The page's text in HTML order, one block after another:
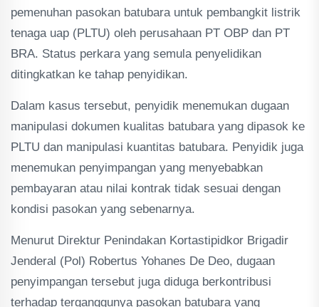
pemenuhan pasokan batubara untuk pembangkit listrik
tenaga uap (PLTU) oleh perusahaan PT OBP dan PT
BRA. Status perkara yang semula penyelidikan
ditingkatkan ke tahap penyidikan.
Dalam kasus tersebut, penyidik menemukan dugaan
manipulasi dokumen kualitas batubara yang dipasok ke
PLTU dan manipulasi kuantitas batubara. Penyidik juga
menemukan penyimpangan yang menyebabkan
pembayaran atau nilai kontrak tidak sesuai dengan
kondisi pasokan yang sebenarnya.
Menurut Direktur Penindakan Kortastipidkor Brigadir
Jenderal (Pol) Robertus Yohanes De Deo, dugaan
penyimpangan tersebut juga diduga berkontribusi
terhadap terganggunya pasokan batubara yang